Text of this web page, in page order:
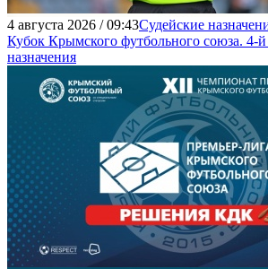
4 августа 2026 / 09:43Судейские
Кубок Крымского футбольного союза. 4-
назначения